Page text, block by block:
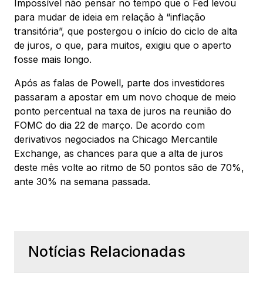
Impossível não pensar no tempo que o Fed levou
para mudar de ideia em relação à “inflação
transitória”, que postergou o início do ciclo de alta
de juros, o que, para muitos, exigiu que o aperto
fosse mais longo.
Após as falas de Powell, parte dos investidores
passaram a apostar em um novo choque de meio
ponto percentual na taxa de juros na reunião do
FOMC do dia 22 de março. De acordo com
derivativos negociados na Chicago Mercantile
Exchange, as chances para que a alta de juros
deste mês volte ao ritmo de 50 pontos são de 70%,
ante 30% na semana passada.
Notícias Relacionadas